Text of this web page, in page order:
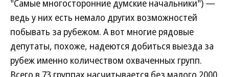
"Самые многосторонние думские начальники") —
ведь у них есть немало других возможностей
побывать за рубежом. А вот многие рядовые
депутаты, похоже, надеются добиться выезда за
рубеж именно количеством охваченных групп.
Всего в 73 группах насчитывается без малого 2000